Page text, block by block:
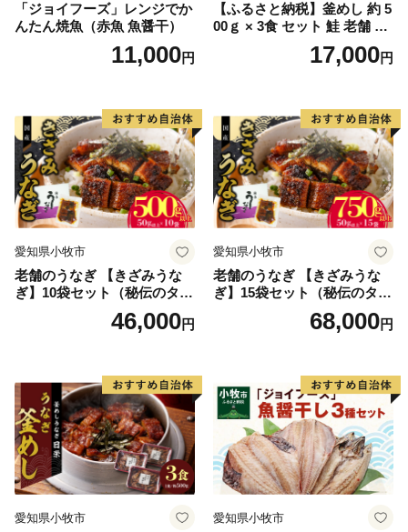
「ジョイフーズ」レンジでか
んたん焼魚（赤魚 魚醤干）
11,000円
【ふるさと納税】釜めし 約 5
00ｇ × 3食 セット 鮭 老舗 急
速冷凍 レンチン 時短 簡単調
理 食品 加工品 海鮮 手作り
り寄せグルメ 愛知県 小牧市
送料無料
17,000円
愛知県小牧市
老舗のうなぎ 【きざみうな
ぎ】10袋セット（秘伝のタレ
46,000円
愛知県小牧市
老舗のうなぎ 【きざみうな
ぎ】15袋セット（秘伝のタレ
68,000円
愛知県小牧市 愛知県小牧市